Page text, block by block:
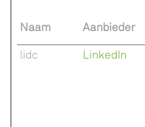
Naam Aanbieder
lidc
LinkedIn